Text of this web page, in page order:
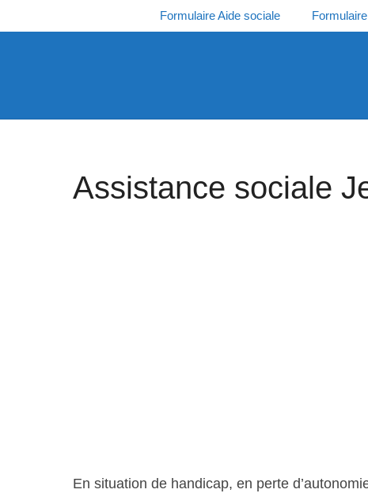
au
Formulaire Aide sociale
Assistance sociale
En situation de handicap, en perte